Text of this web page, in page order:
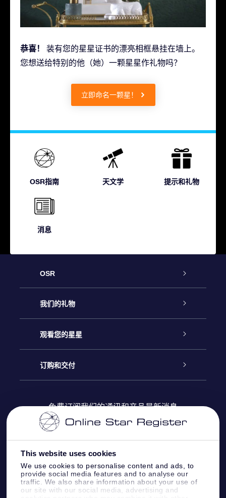
This website uses cookies
We use cookies to personalise content and ads, to
provide social media features and to analyse our
traffic. We also share information about your use of
our site with our social media, advertising and
恭喜！
装有您的星星证书的漂亮相框悬挂在墙上。
您想送给特别的他（她）一颗星星作礼物吗？
立即命名一颗星！
OSR指南 天文学 提示和礼物
消息
OSR
客户服务
联系我们
博客
评论
我们的礼物
Online Star礼物
OSR 礼物包
OSR 礼物卡
公司礼品
观看您的星星
Online Star Register
个性化的Star Page
One Million Stars
OSR Starsaver
订购和交付
付款信息
配送信息
退货政策&撤销权
免费订阅我们的通讯和产品最新消息